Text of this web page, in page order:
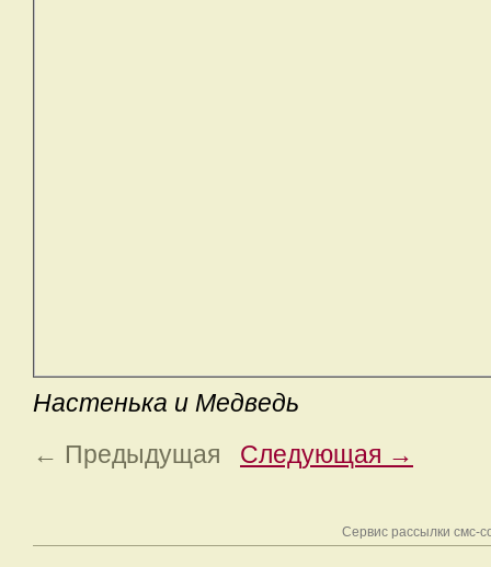
Настенька и Медведь
← Предыдущая Следующая →
Сервис рассылки смс-